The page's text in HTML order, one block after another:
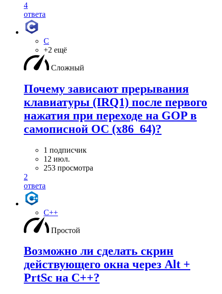
4
ответа
C
+2 ещё
Сложный
Почему зависают прерывания
клавиатуры (IRQ1) после первого
нажатия при переходе на GOP в
самописной ОС (x86_64)?
1 подписчик
12 июл.
253 просмотра
2
ответа
C++
Простой
Возможно ли сделать скрин
действующего окна через Alt +
PrtSc на С++?